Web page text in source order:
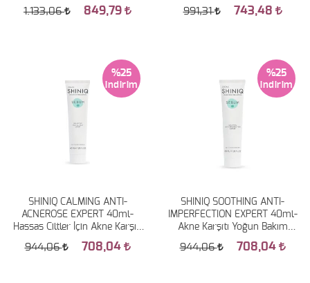
Atopiye Eğilimli Ciltler İçin
Yıkama Yağı
1.133,06 849,79
ve Atopiye Eğilimli Ciltler İçin
Yıkama Jeli
991,31 743,48
SHINIQ CALMING ANTI-
ACNEROSE EXPERT 40ml-
Hassas Ciltler İçin Akne Karşıtı
Yoğun Bakım Kremi
%25
944,06 708,04
SHINIQ SOOTHING ANTI-
IMPERFECTION EXPERT 40ml-
Akne Karşıtı Yoğun Bakım
Kremi
%25
944,06 708,04